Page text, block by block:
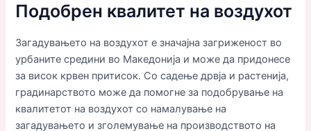
Подобрен квалитет на воздухот
Загадувањето на воздухот е значајна загриженост во
урбаните средини во Македонија и може да придонесе
за висок крвен притисок. Со садење дрвја и растенија,
градинарството може да помогне за подобрување на
квалитетот на воздухот со намалување на
загадувањето и зголемување на производството на